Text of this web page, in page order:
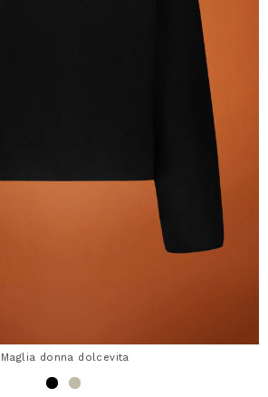
Maglia donna dolcevita